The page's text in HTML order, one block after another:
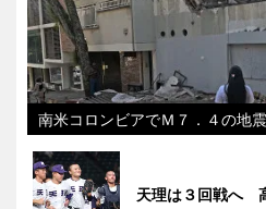
南米コロンビアでＭ７．４の地震
天理は３回戦へ